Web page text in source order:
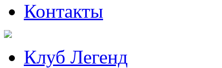
Контакты
Клуб Легенд